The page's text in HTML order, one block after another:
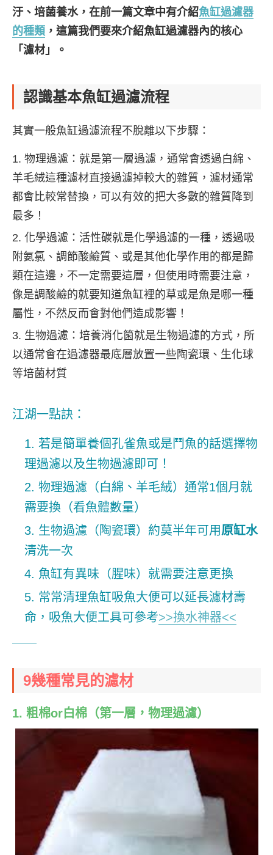
汙、培菌養水，在前一篇文章中有介紹魚缸過濾器
的種類 ，這篇我們要來介紹魚缸過濾器內的核心
「濾材」。
認識基本魚缸過濾流程
其實一般魚缸過濾流程不脫離以下步驟：
物理過濾：就是第一層過濾，通常會透過白綿、
羊毛絨這種濾材直接過濾掉較大的雜質，濾材通常
都會比較常替換，可以有效的把大多數的雜質降到
最多！
化學過濾：活性碳就是化學過濾的一種，透過吸
附氨氯、調節酸鹼質、或是其他化學作用的都是歸
類在這邊，不一定需要這層，但使用時需要注意，
像是調酸鹼的就要知道魚缸裡的草或是魚是哪一種
屬性，不然反而會對他們造成影響！
生物過濾：培養消化箘就是生物過濾的方式，所
以通常會在過濾器最底層放置一些陶瓷環、生化球
等培菌材質
江湖一點訣：
若是簡單養個孔雀魚或是鬥魚的話選擇物
理過濾以及生物過濾即可！
物理過濾（白綿、羊毛絨）通常1個月就
需要換（看魚體數量）
生物過濾（陶瓷環）約莫半年可用原缸水
清洗一次
魚缸有異味（腥味）就需要注意更換
常常清理魚缸吸魚大便可以延長濾材壽
命，吸魚大便工具可參考>>換水神器<<
9幾種常見的濾材
1. 粗棉or白棉（第一層，物理過濾）